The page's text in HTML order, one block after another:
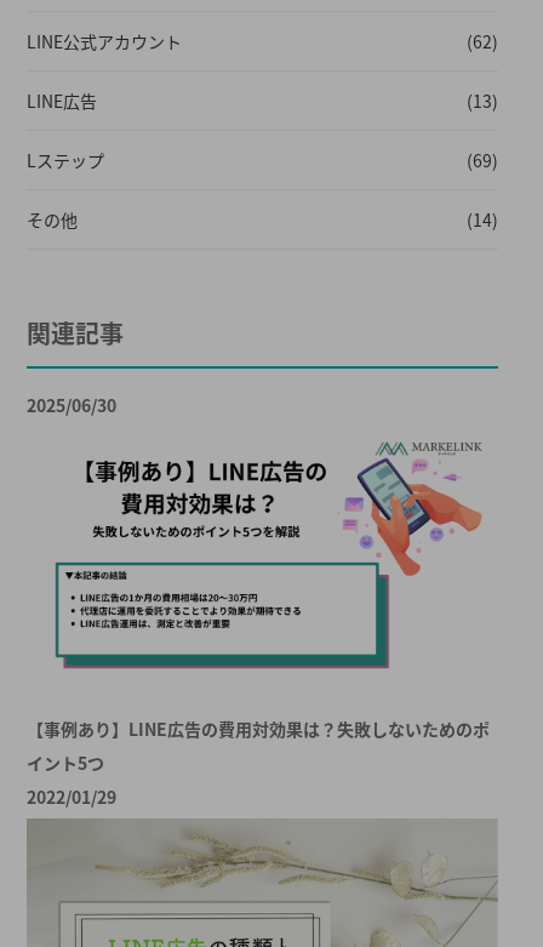
LINE公式アカウント (62)
LINE広告 (13)
Lステップ (69)
その他 (14)
関連記事
2025/06/30
【事例あり】LINE広告の費用対効果は？失敗しないためのポ
イント5つ
2022/01/29